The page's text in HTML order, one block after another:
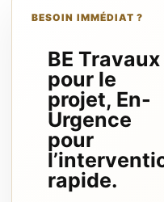
BESOIN IMMÉDIAT ?
BE Travaux
pour le
projet, En-
Urgence
pour
rapide.